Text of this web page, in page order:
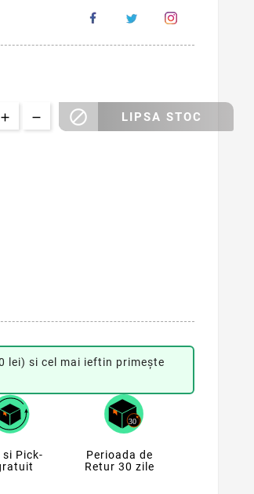
 LIPSA STOC
lei) si cel mai ieftin primește
si Pick-
Perioada de
Retur 30 zile